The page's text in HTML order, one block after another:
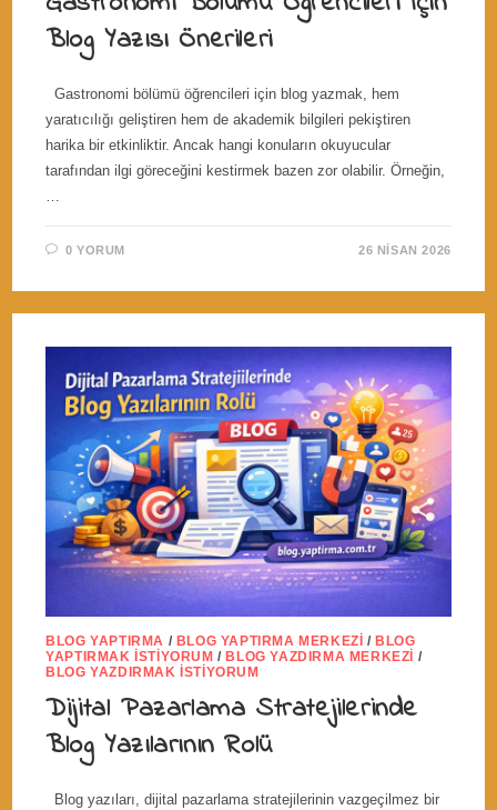
Blog Yazısı Önerileri
Gastronomi bölümü öğrencileri için blog yazmak, hem
yaratıcılığı geliştiren hem de akademik bilgileri pekiştiren
harika bir etkinliktir. Ancak hangi konuların okuyucular
tarafından ilgi göreceğini kestirmek bazen zor olabilir. Örneğin,
0 YORUM 26 NISAN 2026
BLOG YAPTIRMA / BLOG YAPTIRMA MERKEZI / BLOG
YAPTIRMAK İSTIYORUM / BLOG YAZDIRMA MERKEZI /
BLOG YAZDIRMAK İSTIYORUM
Dijital Pazarlama Stratejilerinde
Blog Yazılarının Rolü
Blog yazıları, dijital pazarlama stratejilerinin vazgeçilmez bir